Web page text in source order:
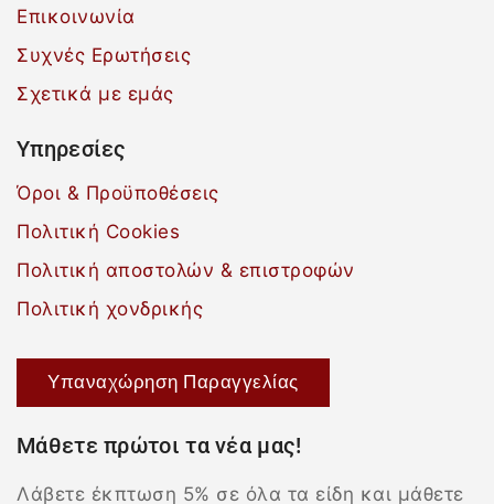
Επικοινωνία
Συχνές Ερωτήσεις
Σχετικά με εμάς
Υπηρεσίες
Όροι & Προϋποθέσεις
Πολιτική Cookies
Πολιτική αποστολών & επιστροφών
Πολιτική χονδρικής
Υπαναχώρηση Παραγγελίας
Μάθετε πρώτοι τα νέα μας!
Λάβετε έκπτωση 5% σε όλα τα είδη και μάθετε